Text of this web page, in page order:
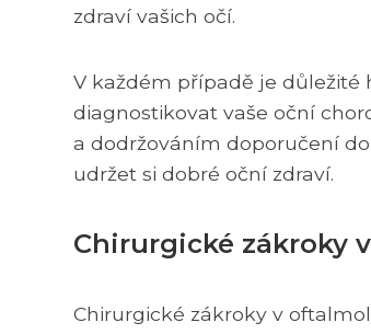
zdraví vašich očí.
V každém případě je
diagnostikovat vaše oční
a dodržováním doporučení
udržet si dobré oční zdraví.
Chirurgické zákroky
Chirurgické zákroky v